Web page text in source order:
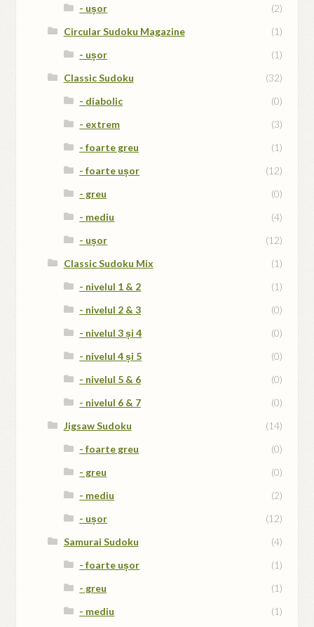
- ușor
(2)
Circular Sudoku Magazine
(1)
- ușor
(1)
Classic Sudoku
(32)
- diabolic
(0)
- extrem
(3)
- foarte greu
(1)
- foarte ușor
(12)
- greu
(0)
- mediu
(4)
- ușor
(12)
Classic Sudoku Mix
(1)
- nivelul 1 & 2
(1)
- nivelul 2 & 3
(0)
- nivelul 3 și 4
(0)
- nivelul 4 și 5
(0)
- nivelul 5 & 6
(0)
- nivelul 6 & 7
(0)
Jigsaw Sudoku
(14)
- foarte greu
(0)
- greu
(0)
- mediu
(2)
- ușor
(12)
Samurai Sudoku
(4)
- foarte ușor
(1)
- greu
(1)
- mediu
(1)